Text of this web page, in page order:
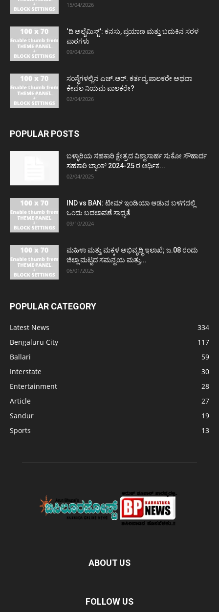
15/04/2026
‘ದಿ ಅಲ್ಚೆಮಿಸ್ಟ್’: ಕನಸು, ಪ್ರಯಾಣ ಮತ್ತು ಬದುಕಿನ ಸರಳ
ಪಾಠಗಳು
09/04/2026
ಸಂಸ್ಥೆಗಳಲ್ಲಿನ ಎಚ್.ಆರ್. ಕರ್ತವ್ಯ ಪಾಲಕರೇ ಅಥವಾ
ಕೇವಲ ನಿಯಮ ಪಾಲಕರೇ?
02/04/2026
POPULAR POSTS
ಬಳ್ಳಾರಿಯ ಸಹಕಾರಿ ಕ್ಷೇತ್ರದ ವಿಶ್ವಾಸಾರ್ಹ ಸುಕೋ ಸೌಹಾರ್ದ
ಸಹಕಾರಿ ಬ್ಯಾಂಕ್ 2024-25 ರ ಆರ್ಥಿಕ...
02/04/2025
IND vs BAN: ಟೀಮ್ ಇಂಡಿಯಾ ಆಡುವ ಬಳಗದಲ್ಲಿ
ಒಂದು ಬದಲಾವಣೆ ಸಾಧ್ಯತೆ
09/10/2024
ಮಹಿಳಾ ಮತ್ತು ಮಕ್ಕಳ ಅಭಿವೃದ್ಧಿ ಇಲಾಖೆ; ಜ.08 ರಂದು
ಜಿಲ್ಲಾ ಮಟ್ಟದ ಸಮನ್ವಯ ಮತ್ತು...
06/01/2025
POPULAR CATEGORY
Latest News
334
Bengaluru City
117
Ballari
59
Interstate
30
Entertainment
28
Article
27
Sandur
19
Sports
13
ABOUT US
FOLLOW US